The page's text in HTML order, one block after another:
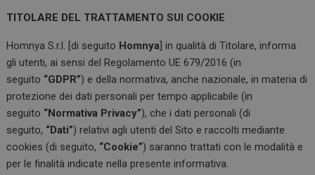
TITOLARE DEL TRATTAMENTO SUI COOKIE
Homnya S.r.l. [di seguito Homnya] in qualità di Titolare, informa
gli utenti, ai sensi del Regolamento UE 679/2016 (in
seguito “GDPR”) e della normativa, anche nazionale, in materia di
protezione dei dati personali per tempo applicabile (in
seguito “Normativa Privacy”), che i dati personali (di
seguito, “Dati”) relativi agli utenti del Sito e raccolti mediante
cookies (di seguito, “Cookie”) saranno trattati con le modalità e
per le finalità indicate nella presente informativa.